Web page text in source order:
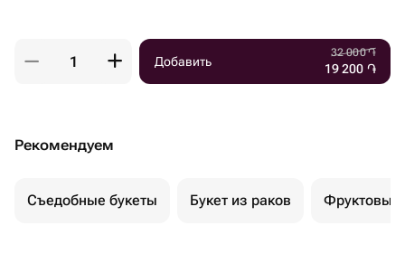
Добавить
32 000֏
19 200 ֏
Рекомендуем
Съедобные букеты Букет из раков Фруктовый